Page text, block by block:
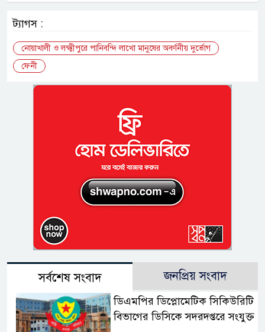
ট্যাগস :
নোয়াখালী ও লক্ষ্মীপুরে পানিবন্দি লাখো মানুষের অবর্ণনীয় দুর্ভোগ
ফেনী
সর্বশেষ সংবাদ জনপ্রিয় সংবাদ
ডিএমপির ডিপ্লোমেটিক সিকিউরিটি
বিভাগের ডিসিকে সদরদপ্তরে সংযুক্ত